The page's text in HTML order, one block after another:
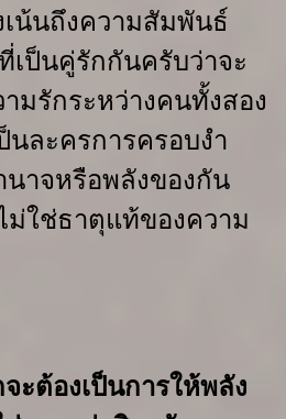
น้นถึงความสัมพันธ์
เป็นคู่รักกันครับว่าจะ
มรักระหว่างคนทั้งสอง
นละครการครอบงำ
นาจหรือพลังของกัน
ม่ใช่ธาตุแท้ของความ
ะต้องเป็นการให้พลัง